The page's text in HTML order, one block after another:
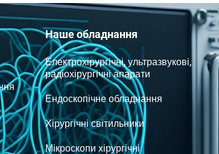
Наше обладнання
Електрохірургічні, ультразвукові,
радіохірургічні апарати
Ендоскопічне обладнання
Хірургічні світильники
Мікроскопи хірургічні